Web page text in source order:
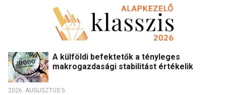
A külföldi befektetők a tényleges
makrogazdasági stabilitást értékelik
2026. AUGUSZTUS 5.